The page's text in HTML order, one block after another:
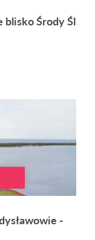
blisko Środy Śl
-